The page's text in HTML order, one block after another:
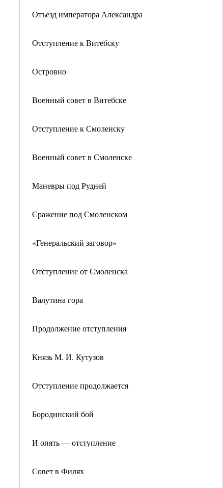
Отъезд императора Александра
Отступление к Витебску
Островно
Военный совет в Витебске
Отступление к Смоленску
Военный совет в Смоленске
Маневры под Рудней
Сражение под Смоленском
«Генеральский заговор»
Отступление от Смоленска
Валутина гора
Продолжение отступления
Князь М. И. Кутузов
Отступление продолжается
Бородинский бой
И опять — отступление
Совет в Филях